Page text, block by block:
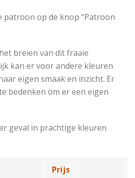
patroon op de knop “Patroon
breien van dit fraaie
kan er voor andere kleuren
eigen smaak en inzicht. Er
bedenken om er een eigen
geval in prachtige kleuren
Prijs